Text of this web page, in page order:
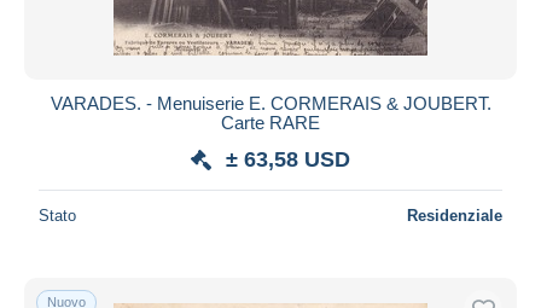
VARADES. - Menuiserie E. CORMERAIS & JOUBERT.
Carte RARE
± 63,58 USD
Stato Residenziale
Nuovo